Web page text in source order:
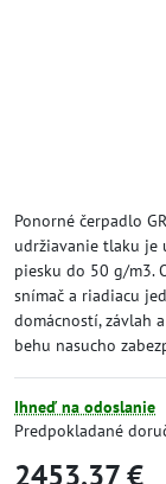
Ponorné čerpadlo
udržiavanie tlaku je
piesku do 50 g/m3.
snímač a riadiacu
domácností, závlah
behu nasucho
Ihneď na odoslanie
Predpokladané
2453,37 €